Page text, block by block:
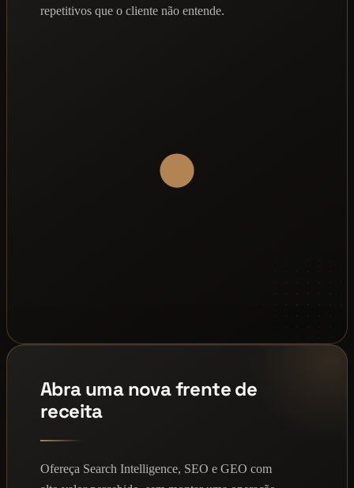
repetitivos que o cliente não entende.
Abra uma nova frente de
receita
Ofereça Search Intelligence, SEO e GEO com